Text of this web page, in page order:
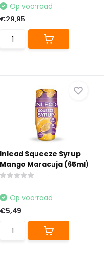
Op voorraad
€29,95
Inlead Squeeze Syrup
Mango Maracuja (65ml)
Op voorraad
€5,49